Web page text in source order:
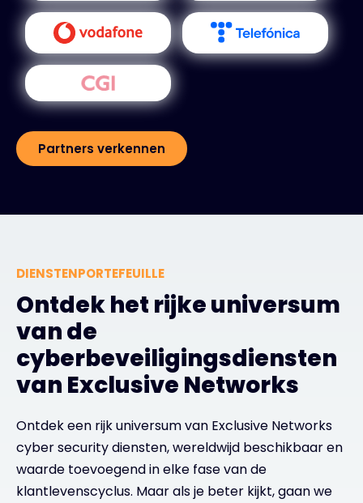
Partners verkennen
DIENSTENPORTEFEUILLE
Ontdek het rijke universum
van de
cyberbeveiligingsdiensten
van Exclusive Networks
Ontdek een rijk universum van Exclusive Networks
cyber security diensten, wereldwijd beschikbaar en
waarde toevoegend in elke fase van de
klantlevenscyclus. Maar als je beter kijkt, gaan we